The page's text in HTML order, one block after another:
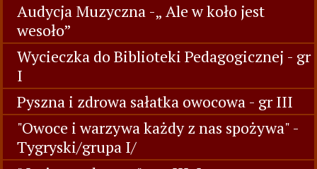
Audycja Muzyczna -„ Ale w koło jest
wesoło”
Wycieczka do Biblioteki Pedagogicznej - gr
I
Pyszna i zdrowa sałatka owocowa - gr III
"Owoce i warzywa każdy z nas spożywa" -
Tygryski/grupa I/